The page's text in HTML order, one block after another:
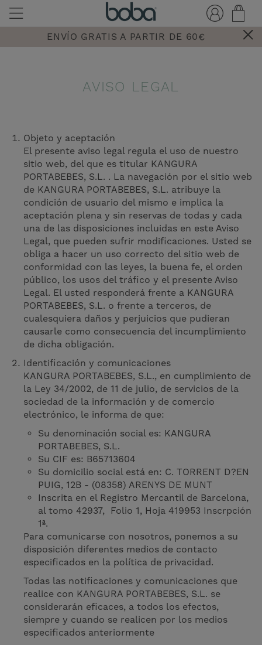
ENVÍO GRATIS A PARTIR DE 60€
AVISO LEGAL
Objeto y aceptación
El presente aviso legal regula el uso de nuestro
sitio web, del que es titular KANGURA
PORTABEBES, S.L. . La navegación por el sitio web
de KANGURA PORTABEBES, S.L. atribuye la
condición de usuario del mismo e implica la
aceptación plena y sin reservas de todas y cada
una de las disposiciones incluidas en este Aviso
Legal, que pueden sufrir modificaciones. Usted se
obliga a hacer un uso correcto del sitio web de
conformidad con las leyes, la buena fe, el orden
público, los usos del tráfico y el presente Aviso
Legal. El usted responderá frente a KANGURA
PORTABEBES, S.L. o frente a terceros, de
cualesquiera daños y perjuicios que pudieran
causarle como consecuencia del incumplimiento
de dicha obligación.
Identificación y comunicaciones
KANGURA PORTABEBES, S.L., en cumplimiento de
la Ley 34/2002, de 11 de julio, de servicios de la
sociedad de la información y de comercio
electrónico, le informa de que:
Su denominación social es: KANGURA
PORTABEBES, S.L.
Su CIF es: B65713604
Su domicilio social está en: C. TORRENT D?EN
PUIG, 12B - (08358) ARENYS DE MUNT
Inscrita en el Registro Mercantil de Barcelona,
al tomo 42937, Folio 1, Hoja 419953 Inscrpción
1ª.
Para comunicarse con nosotros, ponemos a su
disposición diferentes medios de contacto
especificados en la política de privacidad.
Todas las notificaciones y comunicaciones que
realice con KANGURA PORTABEBES, S.L. se
considerarán eficaces, a todos los efectos,
siempre y cuando se realicen por los medios
especificados anteriormente